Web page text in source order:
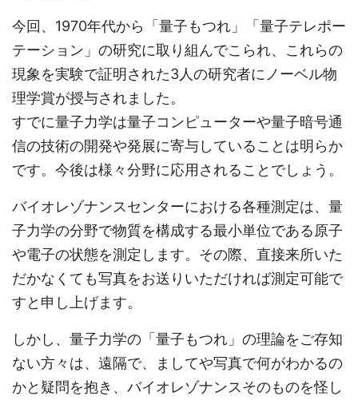
今回、1970年代から「量子もつれ」「量子テレポー
テーション」の研究に取り組んでこられ、これらの
現象を実験で証明された3人の研究者にノーベル物
理学賞が授与されました。
すでに量子力学は量子コンピューターや量子暗号通
信の技術の開発や発展に寄与していることは明らか
です。今後は様々分野に応用されることでしょう。
バイオレゾナンスセンターにおける各種測定は、量
子力学の分野で物質を構成する最小単位である原子
や電子の状態を測定します。その際、直接来所いた
だかなくても写真をお送りいただければ測定可能で
すと申し上げます。
しかし、量子力学の「量子もつれ」の理論をご存知
ない方々は、遠隔で、ましてや写真で何がわかるの
かと疑問を抱き、バイオレゾナンスそのものを怪し